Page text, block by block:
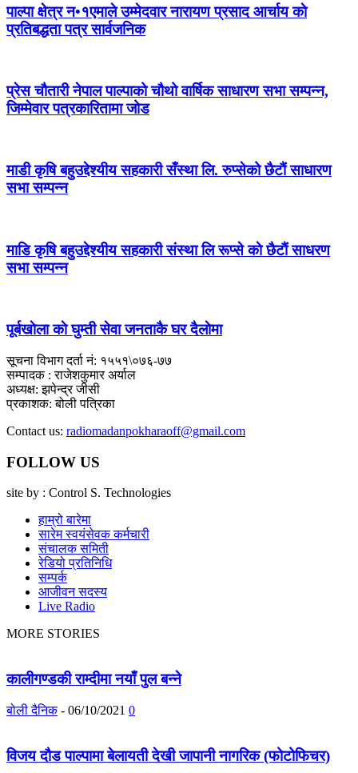
पाल्पा क्षेत्र न•१एमाले उम्मेदवार नारायण प्रसाद आर्चाय काे
प्रतिबद्धता पत्र सार्वजनिक
प्रेस चौतारी नेपाल पाल्पाको चौथो वार्षिक साधारण सभा सम्पन्न,
जिम्मेवार पत्रकारितामा जोड
माडी कृषि बहुउद्देश्यीय सहकारी सँस्था लि. रुप्सेको छैटाैं साधारण
सभा सम्पन्न
माडि कृषि बहुउद्देश्यीय सहकारी संस्था लि रूप्से काे छैटाैं साधरण
सभा सम्पन्न
पूर्बखाेला काे घुम्ती सेवा जनताकै घर दैलाेमा
सूचना विभाग दर्ता नं: १५५१\०७६-७७
सम्पादक : राजेशकुमार अर्याल
अध्यक्ष: झपेन्द्र जीसी
प्रकाशक: बोली पत्रिका
Contact us: radiomadanpokharaoff@gmail.com
FOLLOW US
site by : Control S. Technologies
हाम्रो बारेमा
सारेम स्वयंसेवक कर्मचारी
संचालक समिती
रेडियो प्रतिनिधि
सम्पर्क
आजीवन सदस्य
Live Radio
MORE STORIES
कालीगण्डकी राम्दीमा नयाँ पुल बन्ने
बोली दैनिक - 06/10/2021 0
विजय दौड पाल्पामा बेलायती देखी जापानी नागरिक (फोटोफिचर)